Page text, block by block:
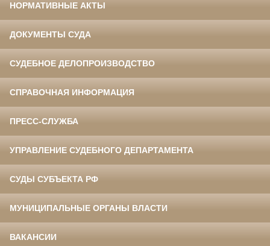
НОРМАТИВНЫЕ АКТЫ
ДОКУМЕНТЫ СУДА
СУДЕБНОЕ ДЕЛОПРОИЗВОДСТВО
СПРАВОЧНАЯ ИНФОРМАЦИЯ
ПРЕСС-СЛУЖБА
УПРАВЛЕНИЕ СУДЕБНОГО ДЕПАРТАМЕНТА
СУДЫ СУБЪЕКТА РФ
МУНИЦИПАЛЬНЫЕ ОРГАНЫ ВЛАСТИ
ВАКАНСИИ